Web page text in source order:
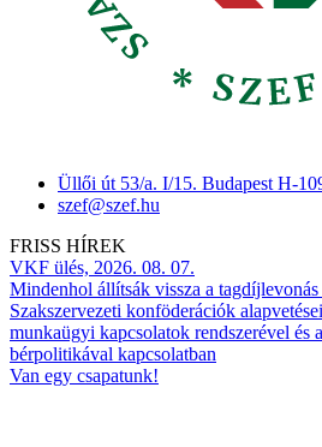
Üllői út 53/a. I/15. Budapest H-
szef@szef.hu
FRISS HÍREK
VKF ülés, 2026. 08. 07.
Mindenhol állítsák vissza a tagdíjlevonás
Szakszervezeti konföderációk
munkaügyi kapcsolatok rendszerével és
bérpolitikával kapcsolatban
Van egy csapatunk!